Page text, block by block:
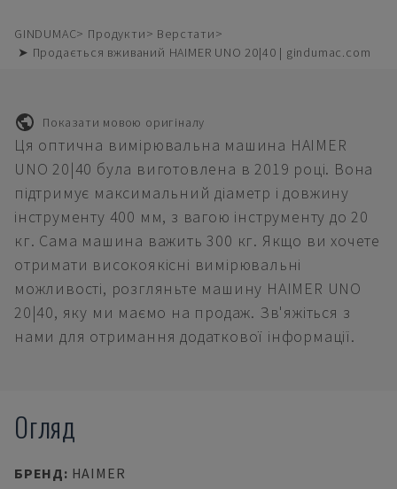
GINDUMAC Продукти
Верстати
➤ Продається вживаний HAIMER UNO 20|40 | gindumac.com
Показати мовою оригіналу
Ця оптична вимірювальна машина HAIMER
UNO 20|40 була виготовлена в 2019 році. Вона
підтримує максимальний діаметр і довжину
інструменту 400 мм, з вагою інструменту до 20
кг. Сама машина важить 300 кг. Якщо ви хочете
отримати високоякісні вимірювальні
можливості, розгляньте машину HAIMER UNO
20|40, яку ми маємо на продаж. Зв'яжіться з
нами для отримання додаткової інформації.
Огляд
БРЕНД: HAIMER